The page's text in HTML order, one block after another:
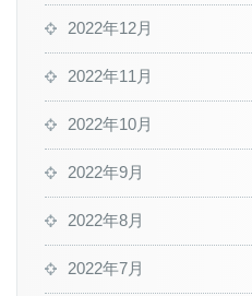
2022年12月
2022年11月
2022年10月
2022年9月
2022年8月
2022年7月